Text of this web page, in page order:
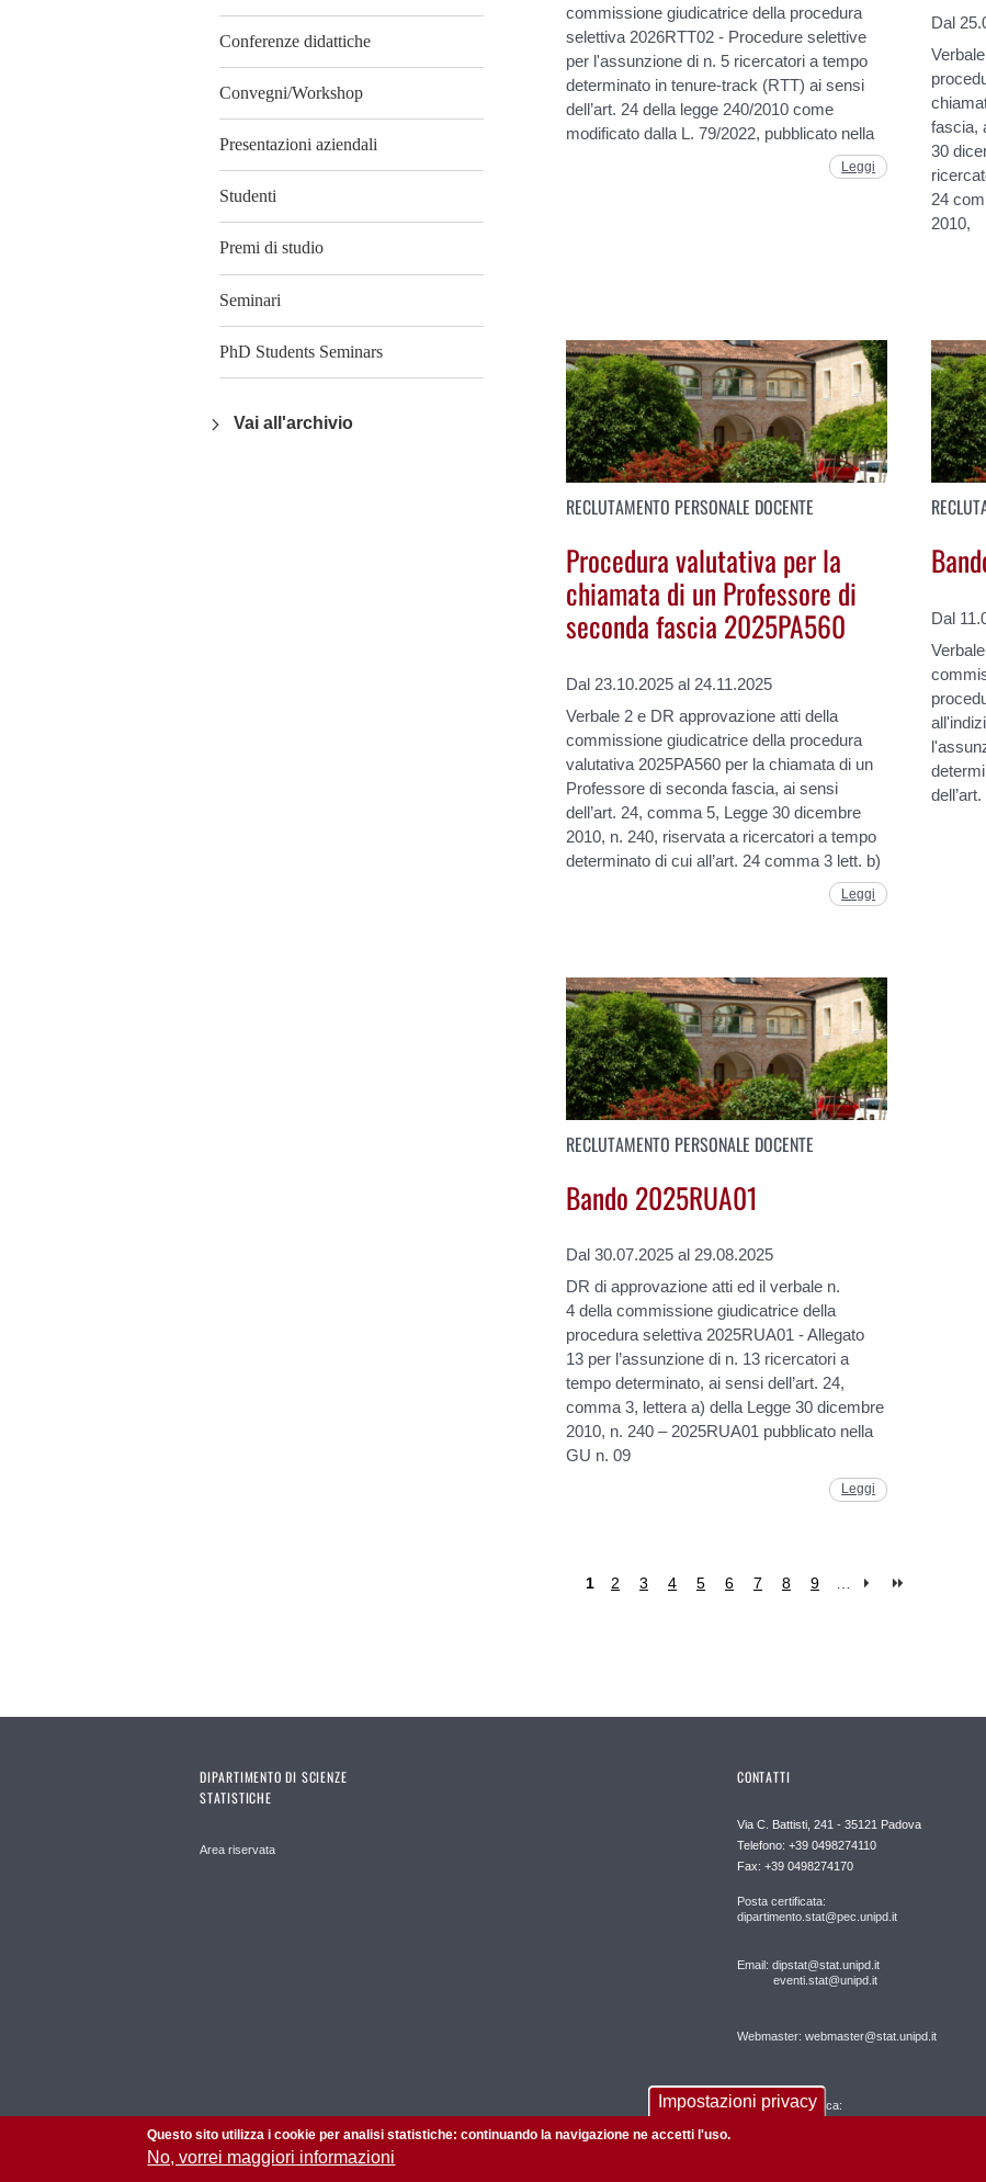
Conferenze didattiche
Convegni/Workshop
Presentazioni aziendali
Studenti
Premi di studio
Seminari
PhD Students Seminars
Vai all'archivio
commissione giudicatrice della procedura
selettiva 2026RTT02 - Procedure selettive
per l'assunzione di n. 5 ricercatori a tempo
determinato in tenure-track (RTT) ai sensi
dell’art. 24 della legge 240/2010 come
modificato dalla L. 79/2022, pubblicato nella
Leggi
Dal
fascia,
30
24
2010,
RECLUTAMENTO PERSONALE DOCENTE
Procedura valutativa per la
chiamata di un Professore di
seconda fascia 2025PA560
Dal 23.10.2025 al 24.11.2025
Verbale 2 e DR approvazione atti della
commissione giudicatrice della procedura
valutativa 2025PA560 per la chiamata di un
Professore di seconda fascia, ai sensi
dell’art. 24, comma 5, Legge 30 dicembre
2010, n. 240, riservata a ricercatori a tempo
determinato di cui all’art. 24 comma 3 lett. b)
Leggi
Dal
RECLUTAMENTO PERSONALE DOCENTE
Bando 2025RUA01
Dal 30.07.2025 al 29.08.2025
DR di approvazione atti ed il verbale n.
4 della commissione giudicatrice della
procedura selettiva 2025RUA01 - Allegato
13 per l’assunzione di n. 13 ricercatori a
tempo determinato, ai sensi dell’art. 24,
comma 3, lettera a) della Legge 30 dicembre
2010, n. 240 – 2025RUA01 pubblicato nella
GU n. 09
Leggi
1 2 3 4 5 6 7 8 9
DIPARTIMENTO DI SCIENZE
STATISTICHE
Area riservata
CONTATTI
Via C. Battisti, 241 - 35121 Padova
Telefono: +39 0498274110
Fax: +39 0498274170
Posta certificata:
dipartimento.stat@pec.unipd.it
Email: dipstat@stat.unipd.it
eventi.stat@unipd.it
Webmaster: webmaster@stat.unipd.it
Segreteria didattica:
Impostazioni privacy
Questo sito utilizza i cookie per analisi statistiche: continuando la navigazione ne accetti l'uso.
No, vorrei maggiori informazioni